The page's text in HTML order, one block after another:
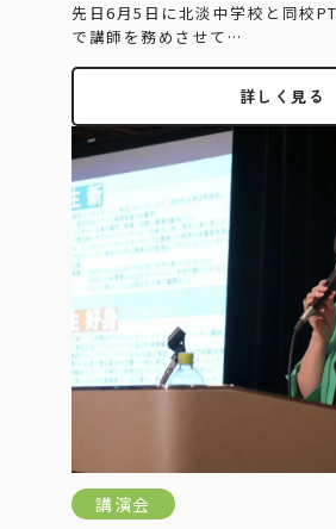
先日6月5日に北淡中学校と同校
で講師を務めさせて…
詳しく見る
講演会